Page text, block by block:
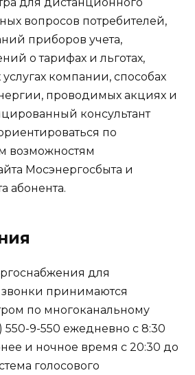
вопросов потребителей,
приборов учета,
о тарифах и льготах,
компании, способах
проводимых акциях и
консультант
по
возможностям
Мосэнергосбыта и
абонента.
для
принимаются
по многоканальному
550-9-550 ежедневно с 8:30
и ночное время с 20:30 до
голосового